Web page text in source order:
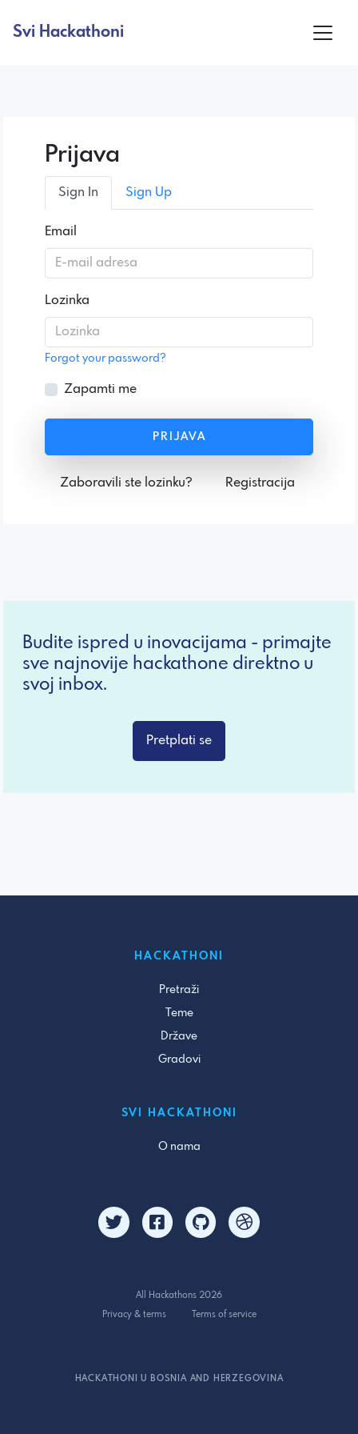
Svi Hackathoni
Prijava
Sign In Sign Up
Email
Lozinka
Forgot your password?
Zapamti me
PRIJAVA
Zaboravili ste lozinku? Registracija
Budite ispred u inovacijama - primajte
sve najnovije hackathone direktno u
svoj inbox.
Pretplati se
HACKATHONI
Pretraži
Teme
Države
Gradovi
SVI HACKATHONI
O nama
All Hackathons 2026
Privacy & terms
Terms of service
HACKATHONI U BOSNIA AND HERZEGOVINA